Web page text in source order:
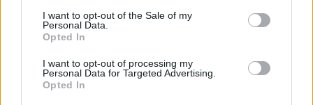
I want to opt-out of the Sale of my
Personal Data.
Opted In
I want to opt-out of processing my
Personal Data for Targeted Advertising.
Opted In
Sufficienti tuttavia per mettere Trump
politicamente con le spalle al muro e impedire
qualunque tentativo di conciliazione con la
Russia, col pretesto di farlo passare per una